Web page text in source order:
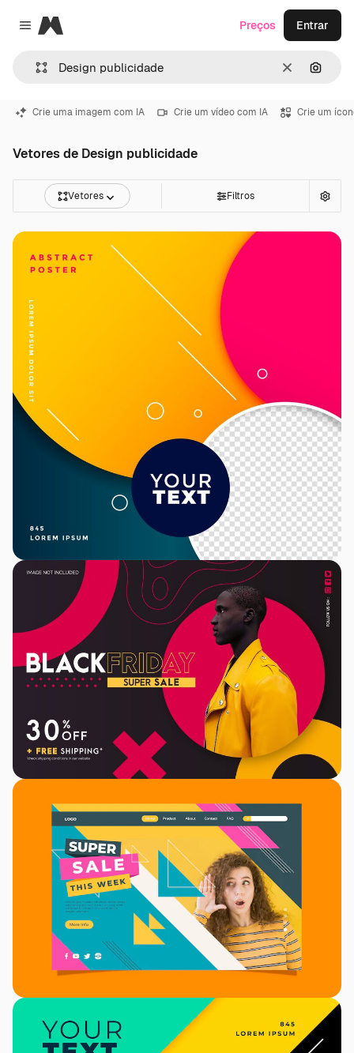
Close menu
Magnific
Limpar
Preços Entrar
Crie uma imagem com IA Crie um vídeo com IA Crie um
Vetores de Design publicidade
Vetores Filtros